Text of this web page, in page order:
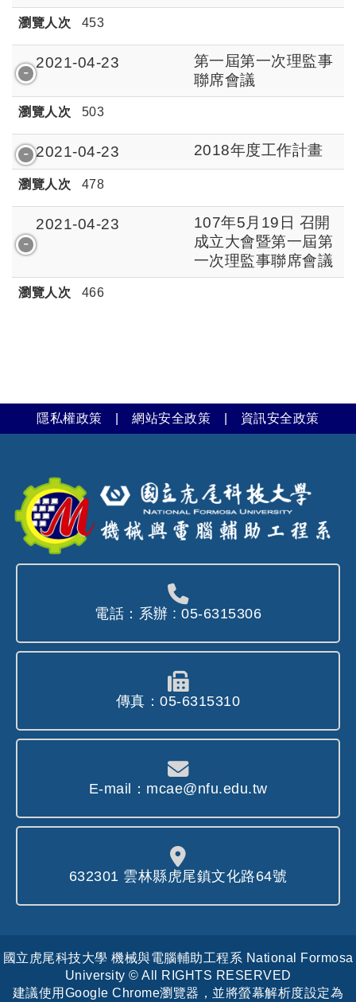
瀏覽人次 453
2021-04-23
第一屆第一次理監事
聯席會議
瀏覽人次 503
2021-04-23 2018年度工作計畫
瀏覽人次 478
2021-04-23
107年5月19日 召開
成立大會暨第一屆第
一次理監事聯席會議
瀏覽人次 466
隱私權政策 |網站安全政策 資訊安全政策
電話：系辦 : 05-6315306
傳真：05-6315310
E-mail：mcae@nfu.edu.tw
632301 雲林縣虎尾鎮文化路64號
國立虎尾科技大學 機械與電腦輔助工程系 National Formosa
University © All RIGHTS RESERVED
建議使用Google Chrome瀏覽器，並將螢幕解析度設定為